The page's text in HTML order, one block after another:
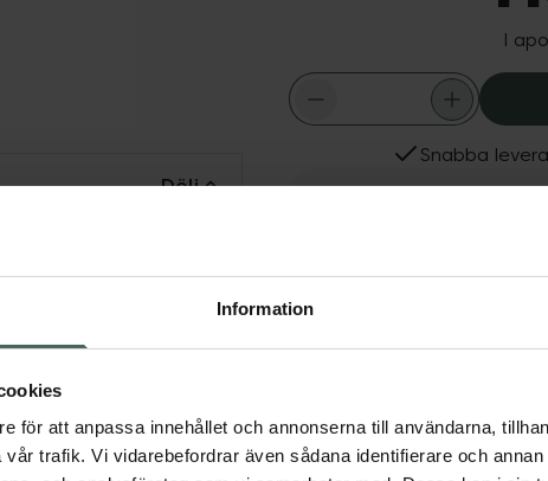
Information
för att anpassa innehållet och annonserna till användarna,
trafik. Vi vidarebefordrar även sådana identifierare och
I
Snabba
Fler produkter från
Dölj
Män. Men's
ha en mild och effektiv
Den skonsamma
hjälper till att